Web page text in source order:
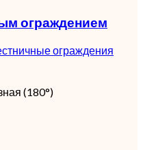
ограждением
ограждения
(180°)